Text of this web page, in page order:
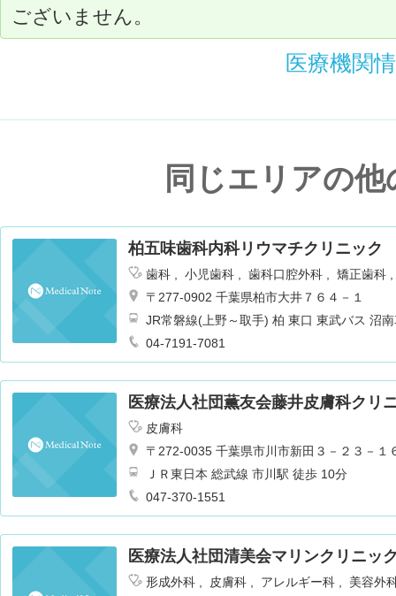
ございません。
医療機関
同じエリアの他
柏五味歯科内科リウマチクリニック
歯科 小児歯科 歯科口腔外科
矯正歯科
〒277-0902 千葉県柏市大井７６４－１
JR常磐線(上野～取手) 柏 東口 東武バス 沼
大井下車 徒歩1分 バス15分
04-7191-7081
医療法人社団薫友会藤井皮膚科クリ
皮膚科
〒272-0035 千葉県市川市新田３－２３－１
ＪＲ東日本 総武線 市川駅 徒歩 10分
047-370-1551
医療法人社団清美会マリンクリニッ
形成外科 皮膚科 アレルギー科
美容外